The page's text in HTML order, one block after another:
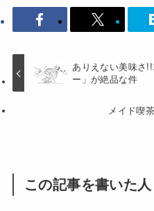
ありえない美味さ
ー」が絶品な件
メイド喫
この記事を書いた人